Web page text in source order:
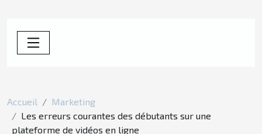
Accueil
Marketing
Les erreurs courantes des débutants sur une
plateforme de vidéos en ligne